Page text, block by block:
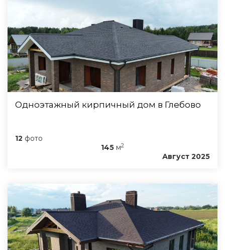
Одноэтажный кирпичный дом в Глебово
12 фото
145 м2
Август 2025